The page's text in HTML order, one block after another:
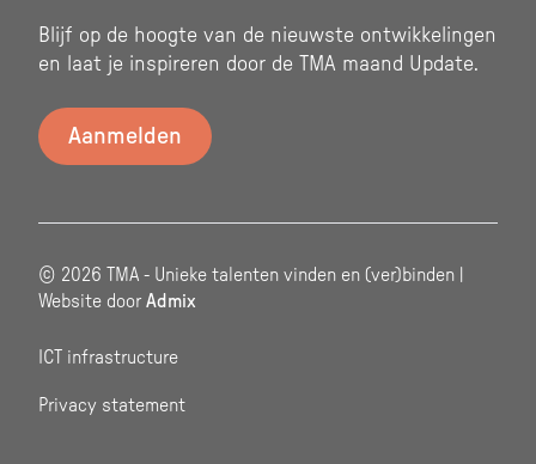
Blijf op de hoogte van de nieuwste ontwikkelingen
en laat je inspireren door de TMA maand Update.
© 2026 TMA - Unieke talenten vinden en (ver)binden |
Website door Admix
ICT infrastructure
Privacy statement